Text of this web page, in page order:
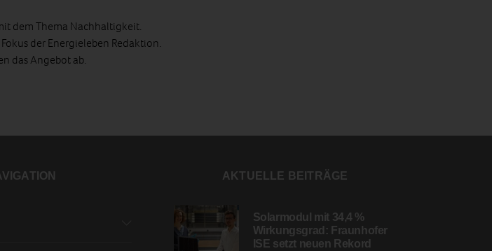
dem Thema Nachhaltigkeit.
der Energieleben Redaktion.
das Angebot ab.
AKTUELLE BEITRÄGE
Solarmodul mit 34,4 %
Wirkungsgrad: Fraunhofer
ISE setzt neuen Rekord